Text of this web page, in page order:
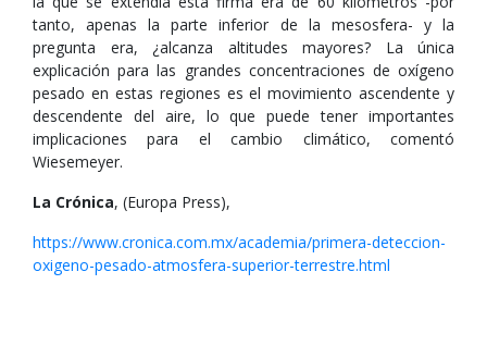
tanto, apenas la parte inferior de la mesosfera- y la
pregunta era, ¿alcanza altitudes mayores? La única
explicación para las grandes concentraciones de oxígeno
pesado en estas regiones es el movimiento ascendente y
descendente del aire, lo que puede tener importantes
implicaciones para el cambio climático, comentó
Wiesemeyer.
La Crónica, (Europa Press),
https://www.cronica.com.mx/academia/primera-deteccion-
oxigeno-pesado-atmosfera-superior-terrestre.html